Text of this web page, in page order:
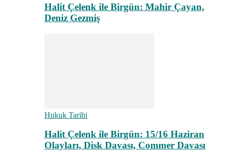
Halit Çelenk ile Birgün: Mahir Çayan,
Deniz Gezmiş
Hukuk Tarihi
Halit Çelenk ile Birgün: 15/16 Haziran
Olayları, Disk Davası, Commer Davası